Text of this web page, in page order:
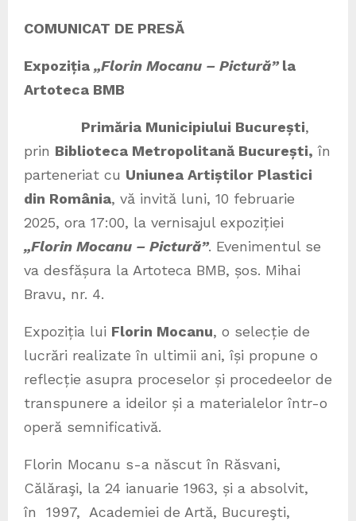
COMUNICAT DE PRESĂ
Expoziția „Florin Mocanu – Pictură”la
Artoteca BMB
Primăria Municipiului București,
prin Biblioteca Metropolitană București, în
parteneriat cu Uniunea Artiștilor Plastici
din România, vă invită luni, 10 februarie
2025, ora 17:00, la vernisajul expoziției
„Florin Mocanu – Pictură”. Evenimentul se
va desfășura la Artoteca BMB, șos. Mihai
Bravu, nr. 4.
Expoziția lui Florin Mocanu, o selecție de
lucrări realizate în ultimii ani, își propune o
reflecție asupra proceselor și procedeelor de
transpunere a ideilor și a materialelor într-o
operă semnificativă.
Florin Mocanu s-a născut în Răsvani,
Călăraşi, la 24 ianuarie 1963, și a absolvit,
în 1997, Academiei de Artă, Bucureşti,